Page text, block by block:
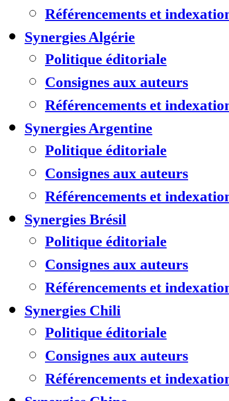
Référencements et
Synergies Algérie
Politique éditoriale
Consignes aux auteurs
Référencements et
Synergies Argentine
Politique éditoriale
Consignes aux auteurs
Référencements et
Synergies Brésil
Politique éditoriale
Consignes aux auteurs
Référencements et
Synergies Chili
Politique éditoriale
Consignes aux auteurs
Référencements et